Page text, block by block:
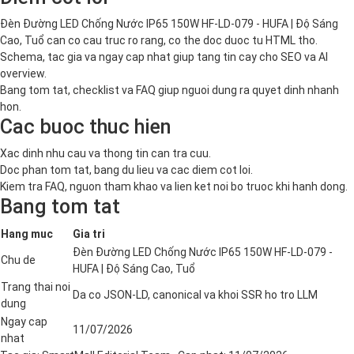
Đèn Đường LED Chống Nước IP65 150W HF-LD-079 - HUFA | Độ Sáng
Cao, Tuổ can co cau truc ro rang, co the doc duoc tu HTML tho.
Schema, tac gia va ngay cap nhat giup tang tin cay cho SEO va AI
overview.
Bang tom tat, checklist va FAQ giup nguoi dung ra quyet dinh nhanh
hon.
Cac buoc thuc hien
Xac dinh nhu cau va thong tin can tra cuu.
Doc phan tom tat, bang du lieu va cac diem cot loi.
Kiem tra FAQ, nguon tham khao va lien ket noi bo truoc khi hanh dong.
Bang tom tat
Hang muc Gia tri
Chu de
Đèn Đường LED Chống Nước IP65 150W HF-LD-079 -
HUFA | Độ Sáng Cao, Tuổ
Trang thai noi
dung
Da co JSON-LD, canonical va khoi SSR ho tro LLM
Ngay cap
nhat
11/07/2026